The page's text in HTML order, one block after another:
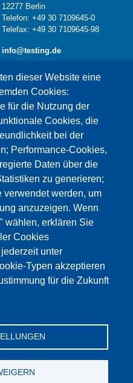
dieser Website eine
Cookies:
für die Nutzung der
Cookies, die
bei der
Performance-Cookies,
Daten über die
zu generieren;
verwendet werden, um
anzuzeigen. Wenn
wählen, erklären Sie
Cookies
unter
Typen akzeptieren
für die Zukunft
12277 Berlin
Telefon: +49 30 7109645-0
Telefax: +49 30 7109645-98
info@testing.de
da die Google Maps
wurden.
MAPS COOKIES